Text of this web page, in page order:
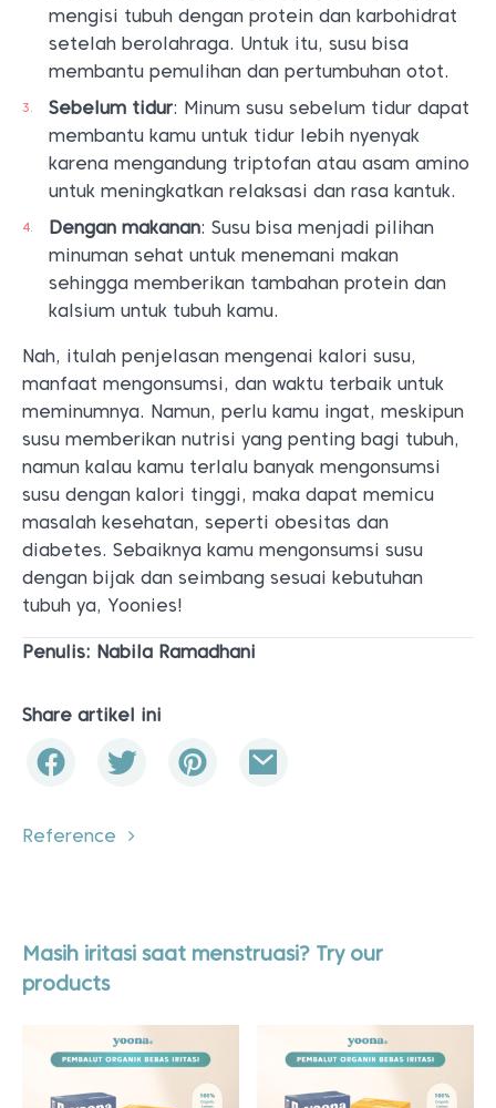
mengisi tubuh dengan protein dan karbohidrat
setelah berolahraga. Untuk itu, susu bisa
membantu pemulihan dan pertumbuhan otot.
Sebelum tidur: Minum susu sebelum tidur dapat
membantu kamu untuk tidur lebih nyenyak
karena mengandung triptofan atau asam amino
untuk meningkatkan relaksasi dan rasa kantuk.
Dengan makanan: Susu bisa menjadi pilihan
minuman sehat untuk menemani makan
sehingga memberikan tambahan protein dan
kalsium untuk tubuh kamu.
Nah, itulah penjelasan mengenai kalori susu,
manfaat mengonsumsi, dan waktu terbaik untuk
meminumnya. Namun, perlu kamu ingat, meskipun
susu memberikan nutrisi yang penting bagi tubuh,
namun kalau kamu terlalu banyak mengonsumsi
susu dengan kalori tinggi, maka dapat memicu
masalah kesehatan, seperti obesitas dan
diabetes. Sebaiknya kamu mengonsumsi susu
dengan bijak dan seimbang sesuai kebutuhan
tubuh ya, Yoonies!
Penulis: Nabila Ramadhani
Share artikel ini
Reference
Masih iritasi saat menstruasi? Try our
products